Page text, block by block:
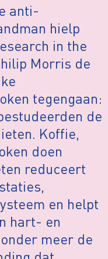
anti-
hielp
in the
Morris de
tegengaan:
de
Koffie,
doen
reduceert
en helpt
hart- en
meer de